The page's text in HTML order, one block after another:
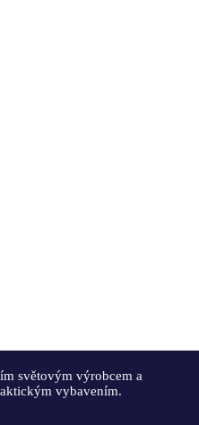
světovým výrobcem a
vybavením.